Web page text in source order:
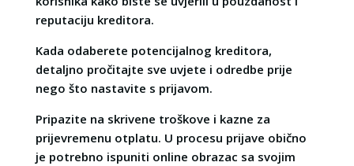
reputaciju kreditora.
Kada odaberete potencijalnog kreditora,
detaljno pročitajte sve uvjete i odredbe prije
nego što nastavite s prijavom.
Pripazite na skrivene troškove i kazne za
prijevremenu otplatu. U procesu prijave obično
je potrebno ispuniti online obrazac sa svojim